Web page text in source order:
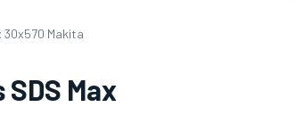
30x570 Makita
Max